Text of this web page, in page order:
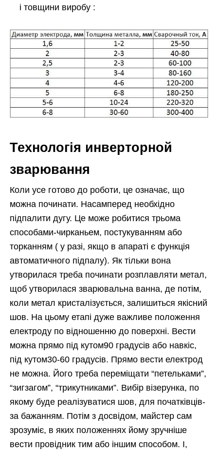
і товщини виробу :
Технологія инверторной
зварювання
Коли усе готово до роботи, це означає, що
можна починати. Насамперед необхідно
підпалити дугу. Це може робитися трьома
способами-чирканьем, постукуванням або
торканням ( у разі, якщо в апараті є функція
автоматичного підпалу). Як тільки вона
утворилася треба починати розплавляти метал,
щоб утворилася зварювальна ванна, де потім,
коли метал кристалізується, залишиться якісний
шов. На цьому етапі дуже важливе положення
електроду по відношенню до поверхні. Вести
можна прямо під кутом90 градусів або навкіс,
під кутом30-60 градусів. Прямо вести електрод
не можна. Його треба переміщати “петельками”,
“зигзагом”, “трикутниками”. Вибір візерунка, по
якому буде реалізуватися шов, для початківців-
за бажанням. Потім з досвідом, майстер сам
зрозуміє, в яких положеннях йому зручніше
вести провідник тим або іншим способом. І,